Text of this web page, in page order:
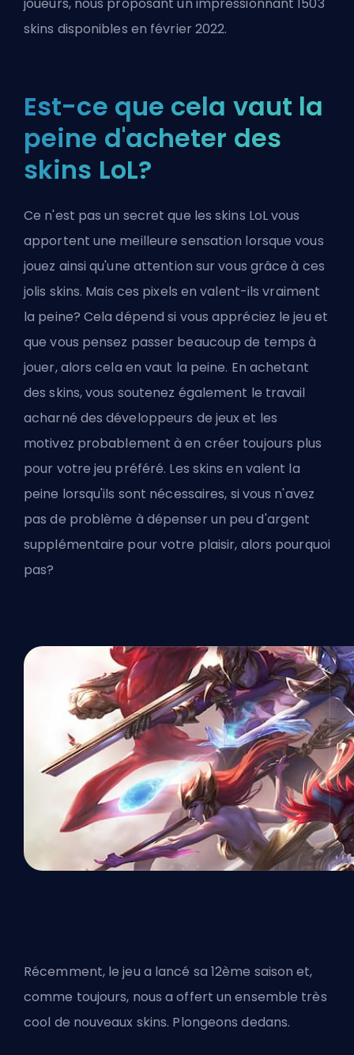
skins disponibles en février 2022.
Est-ce que cela vaut la
peine d'acheter des
skins LoL?
Ce n'est pas un secret que les skins LoL vous
apportent une meilleure sensation lorsque vous
jouez ainsi qu'une attention sur vous grâce à ces
jolis skins. Mais ces pixels en valent-ils vraiment
la peine? Cela dépend si vous appréciez le jeu et
que vous pensez passer beaucoup de temps à
jouer, alors cela en vaut la peine. En achetant
des skins, vous soutenez également le travail
acharné des développeurs de jeux et les
motivez probablement à en créer toujours plus
pour votre jeu préféré. Les skins en valent la
peine lorsqu'ils sont nécessaires, si vous n'avez
pas de problème à dépenser un peu d'argent
supplémentaire pour votre plaisir, alors pourquoi
pas?
Récemment, le jeu a lancé sa 12ème saison et,
comme toujours, nous a offert un ensemble très
cool de nouveaux skins. Plongeons dedans.